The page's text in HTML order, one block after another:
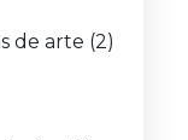
de arte (2)